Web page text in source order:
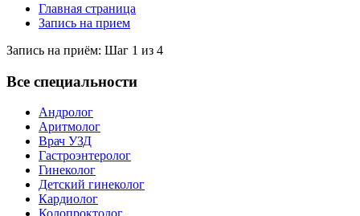
Главная страница
Запись на прием
Запись на приём: Шаг 1 из 4
Все специальности
Андролог
Аритмолог
Врач УЗД
Гастроэнтеролог
Гинеколог
Детский гинеколог
Кардиолог